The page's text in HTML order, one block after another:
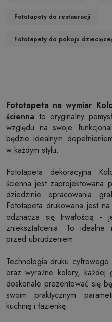
Fototapety do restauracji
Fototapety do pokoju
Fototapeta na wymiar
ścienna to oryginalny
względu na swoje
będzie idealnym
w każdym stylu.
Fototapeta dekoracyjna
ścienna jest zaprojektowana
dziedzinie opracowania
Fototapeta drukowana jest
odznacza się trwałością -
zniekształcenia. To
przed ubrudzeniem.
Technologia druku
oraz wyraźne kolory, każdej
doskonale prezentować się
swoim praktycznym
kuchnię i łazienkę.